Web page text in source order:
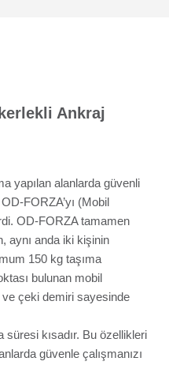
Ankraj
yapılan alanlarda güvenli
FORZA’yı (Mobil
OD-FORZA tamamen
aynı anda iki kişinin
150 kg taşıma
bulunan mobil
çeki demiri sayesinde
süresi kısadır. Bu özellikleri
güvenle çalışmanızı